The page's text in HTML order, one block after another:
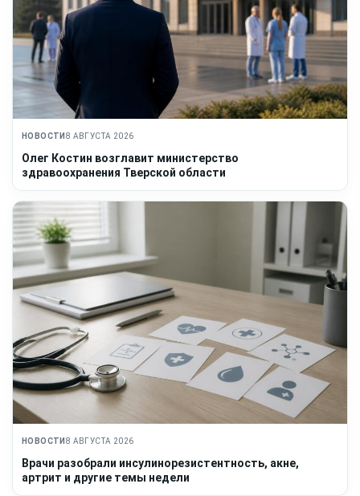
НОВОСТИ 8 АВГУСТА 2026
Олег Костин возглавит министерство
здравоохранения Тверской области
НОВОСТИ 8 АВГУСТА 2026
Врачи разобрали инсулинорезистентность, акне,
артрит и другие темы недели